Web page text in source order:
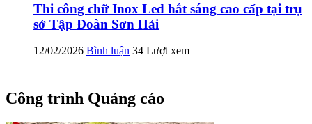
Thi công chữ Inox Led hắt sáng cao cấp tại trụ
sở Tập Đoàn Sơn Hải
12/02/2026 Bình luận 34 Lượt xem
Công trình Quảng cáo